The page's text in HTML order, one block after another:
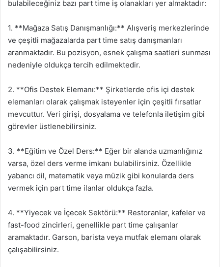
bulabileceğiniz bazı part time iş olanakları yer almaktadır:
1. **Mağaza Satış Danışmanlığı:** Alışveriş merkezlerinde
ve çeşitli mağazalarda part time satış danışmanları
aranmaktadır. Bu pozisyon, esnek çalışma saatleri sunması
nedeniyle oldukça tercih edilmektedir.
2. **Ofis Destek Elemanı:** Şirketlerde ofis içi destek
elemanları olarak çalışmak isteyenler için çeşitli fırsatlar
mevcuttur. Veri girişi, dosyalama ve telefonla iletişim gibi
görevler üstlenebilirsiniz.
3. **Eğitim ve Özel Ders:** Eğer bir alanda uzmanlığınız
varsa, özel ders verme imkanı bulabilirsiniz. Özellikle
yabancı dil, matematik veya müzik gibi konularda ders
vermek için part time ilanlar oldukça fazla.
4. **Yiyecek ve İçecek Sektörü:** Restoranlar, kafeler ve
fast-food zincirleri, genellikle part time çalışanlar
aramaktadır. Garson, barista veya mutfak elemanı olarak
çalışabilirsiniz.